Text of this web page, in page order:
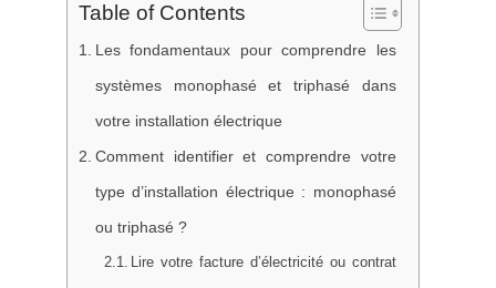
Table of Contents
Les fondamentaux pour comprendre les
systèmes monophasé et triphasé dans
votre installation électrique
Comment identifier et comprendre votre
type d’installation électrique : monophasé
ou triphasé ?
Lire votre facture d’électricité ou contrat